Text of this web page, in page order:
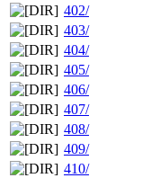
402/
403/
404/
405/
406/
407/
408/
409/
410/